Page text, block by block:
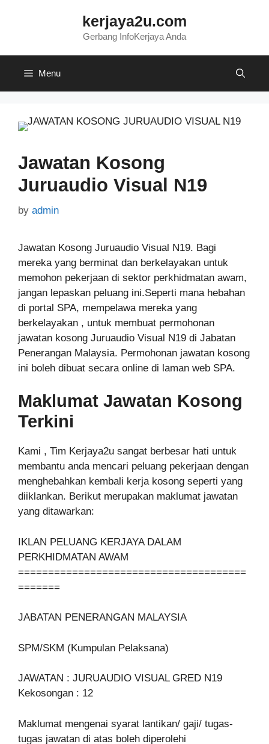
kerjaya2u.com
Gerbang InfoKerjaya Anda
Menu
Jawatan Kosong
Juruaudio Visual N19
by admin
Jawatan Kosong Juruaudio Visual N19. Bagi
mereka yang berminat dan berkelayakan untuk
memohon pekerjaan di sektor perkhidmatan awam,
jangan lepaskan peluang ini.Seperti mana hebahan
di portal SPA, mempelawa mereka yang
berkelayakan , untuk membuat permohonan
jawatan kosong Juruaudio Visual N19 di Jabatan
Penerangan Malaysia. Permohonan jawatan kosong
ini boleh dibuat secara online di laman web SPA.
Maklumat Jawatan Kosong
Terkini
Kami , Tim Kerjaya2u sangat berbesar hati untuk
membantu anda mencari peluang pekerjaan dengan
menghebahkan kembali kerja kosong seperti yang
diiklankan. Berikut merupakan maklumat jawatan
yang ditawarkan:
IKLAN PELUANG KERJAYA DALAM
PERKHIDMATAN AWAM
======================================
=======
JABATAN PENERANGAN MALAYSIA
SPM/SKM (Kumpulan Pelaksana)
JAWATAN : JURUAUDIO VISUAL GRED N19
Kekosongan : 12
Maklumat mengenai syarat lantikan/ gaji/ tugas-
tugas jawatan di atas boleh diperolehi